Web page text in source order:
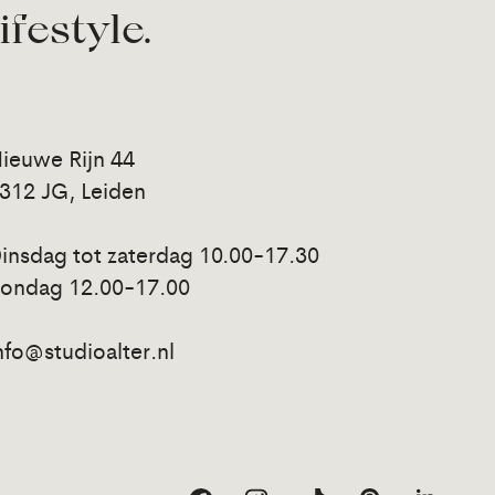
Rijn 44
JG, Leiden
tot zaterdag 10.00-17.30
12.00-17.00